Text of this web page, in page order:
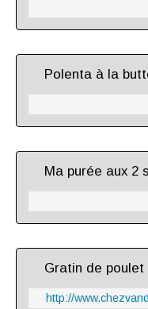
Polenta à la
Ma purée aux 2
Gratin de
http://